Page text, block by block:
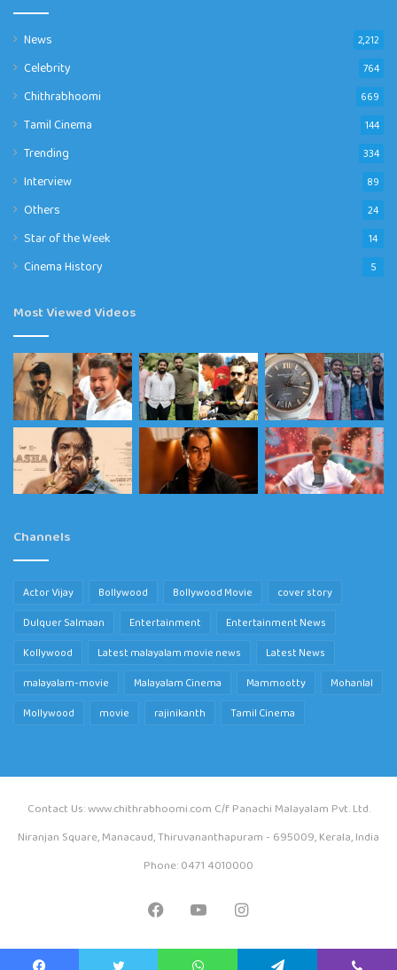
News 2,212
Celebrity 764
Chithrabhoomi 669
Tamil Cinema 144
Trending 334
Interview 89
Others 24
Star of the Week 14
Cinema History 5
Most Viewed Videos
Channels
Actor Vijay Bollywood Bollywood Movie
cover story
Dulquer Salmaan
Entertainment
Entertainment News
Kollywood
Latest malayalam movie news
Latest News
malayalam-movie
Malayalam Cinema Mammootty
Mohanlal
Mollywood
movie rajinikanth Tamil Cinema
Contact Us: www.chithrabhoomi.com C/f Panachi Malayalam Pvt. Ltd.
Niranjan Square, Manacaud, Thiruvananthapuram - 695009, Kerala, India
Phone: 0471 4010000
FacebookYouTubeInstagram